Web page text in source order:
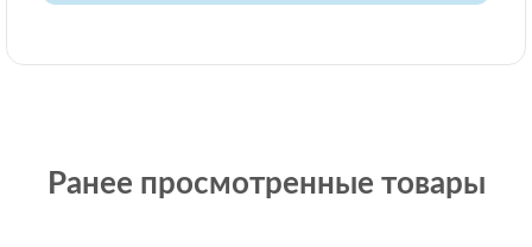
Ранее просмотренные товары